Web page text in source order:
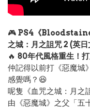
🎮 PS4《
之城：月之詛咒 2 (英日
🔥 80年代風格重生！
仲記得以前打《惡魔城
感覺嗎？😆
呢隻《血咒之城：月
由《惡魔城》之父「